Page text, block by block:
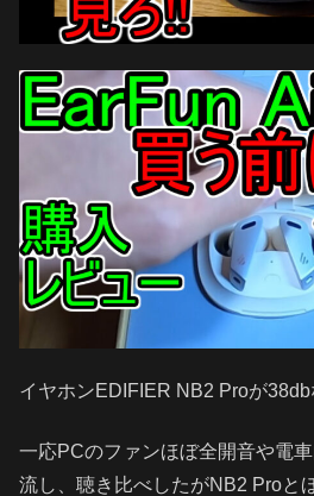
イヤホンEDIFIER NB2 Proが38db
一応PCのファンほぼ全開音や電
流し、聴き比べしたがNB2 Proと